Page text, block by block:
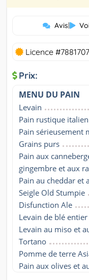
Avis|
Licence
Prix:
MENU DU PAIN
Levain
Pain rustique italien
Pain sérieusement
Grains purs
Pain aux
gingembre et aux
Pain au cheddar et
Seigle Old Stumpie
Disfunction Ale
Levain de blé entier
Levain au miso et
Tortano
Pomme de terre
Pain aux olives et